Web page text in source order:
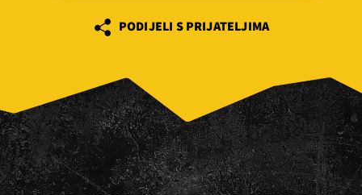
PODIJELI S PRIJATELJIMA